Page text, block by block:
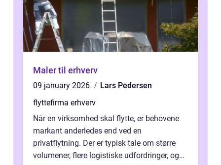
Maler til erhverv
09 january 2026
Lars Pedersen
flyttefirma erhverv
Når en virksomhed skal flytte, er behovene
markant anderledes end ved en
privatflytning. Der er typisk tale om større
volumener, flere logistiske udfordringer, og